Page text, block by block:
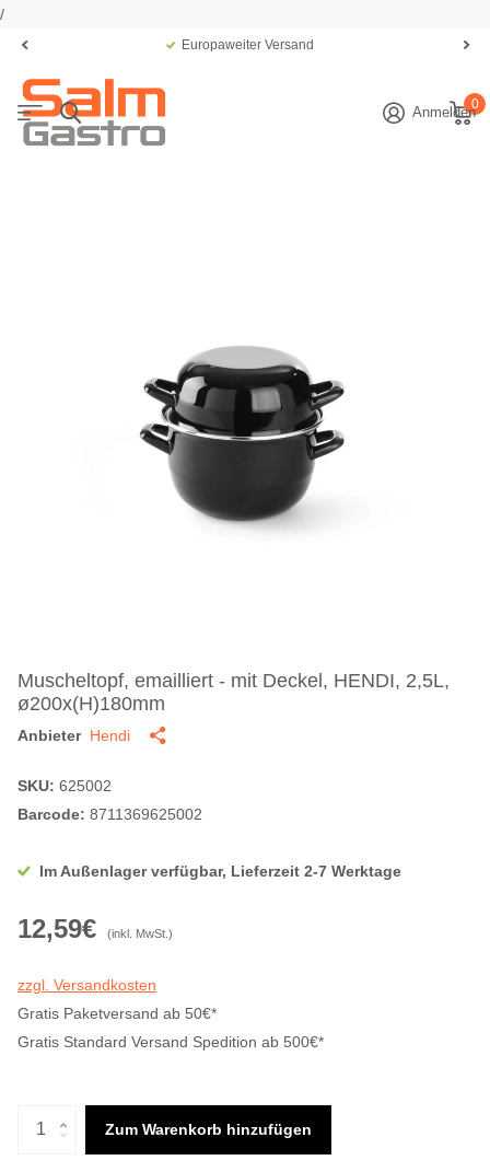
/
Europaweiter Versand
Anmelden0
Muscheltopf, emailliert - mit Deckel, HENDI, 2,5L,
ø200x(H)180mm
Anbieter Hendi
SKU: 625002
Barcode: 8711369625002
Im Außenlager verfügbar, Lieferzeit 2-7 Werktage
12,59€ (inkl. MwSt.)
zzgl. Versandkosten
Gratis Paketversand ab 50€*
Gratis Standard Versand Spedition ab 500€*
Zum Warenkorb hinzufügen